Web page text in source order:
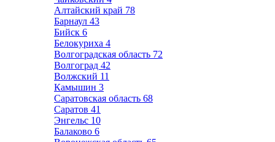
Алтайский край 78
Барнаул 43
Бийск 6
Белокуриха 4
Волгоградская область 72
Волгоград 42
Волжский 11
Камышин 3
Саратовская область 68
Саратов 41
Энгельс 10
Балаково 6